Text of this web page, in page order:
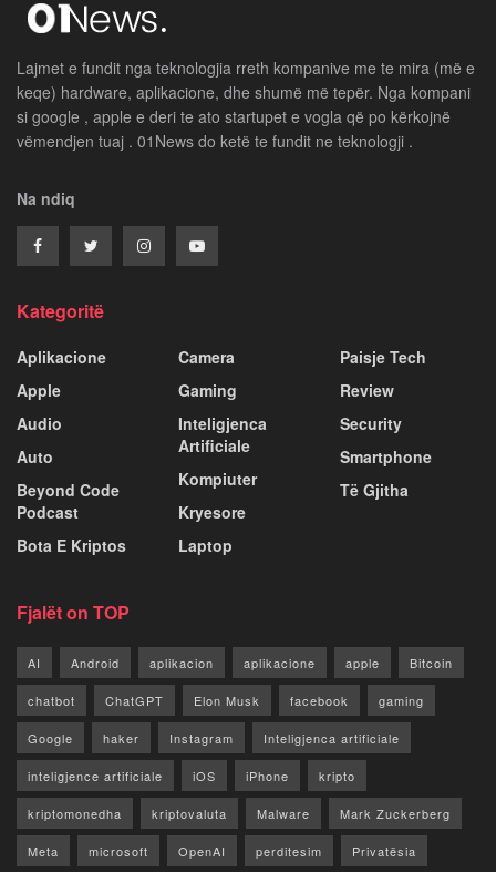
Lajmet e fundit nga teknologjia rreth kompanive me te mira (më e
keqe) hardware, aplikacione, dhe shumë më tepër. Nga kompani
si google , apple e deri te ato startupet e vogla që po kërkojnë
vëmendjen tuaj . 01News do ketë te fundit ne teknologji .
Na ndiq
Kategoritë
Aplikacione
Apple
Audio
Auto
Beyond Code
Podcast
Bota E Kriptos
Camera
Gaming
Inteligjenca
Artificiale
Kompiuter
Kryesore
Laptop
Paisje Tech
Review
Security
Smartphone
Të Gjitha
Fjalët on TOP
AI Android aplikacion aplikacione apple Bitcoin
chatbot ChatGPT Elon Musk facebook gaming
Google haker Instagram Inteligjenca artificiale
inteligjence artificiale iOS iPhone kripto
kriptomonedha kriptovaluta Malware Mark Zuckerberg
Meta microsoft OpenAI perditesim Privatësia